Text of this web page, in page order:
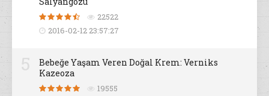
22522
2016-02-12 23:57:27
Bebeğe Yaşam Veren Doğal Krem: Verniks
Kazeoza
19555